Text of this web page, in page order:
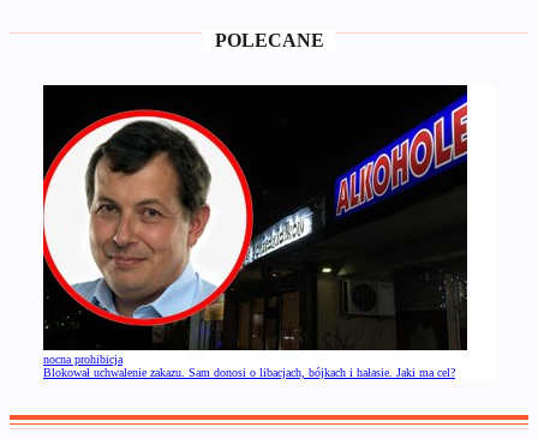
POLECANE
nocna prohibicja
Blokował uchwalenie zakazu. Sam donosi o libacjach, bójkach i hałasie. Jaki ma cel?